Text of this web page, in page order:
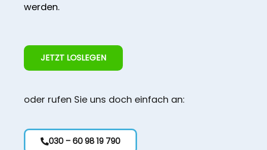
werden.
JETZT LOSLEGEN
oder rufen Sie uns doch einfach an:
030 – 60 98 19 790